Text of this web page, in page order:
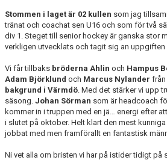
Stommen i laget är 02 kullen som jag
tränat och coachat sen U16 och som för två
div 1. Steget till senior hockey är ganska stor
verkligen utvecklats och tagit sig an uppgiften
Vi får tillbaks bröderna Ahlin och Hampus
Adam Björklund och Marcus Nylander
bakgrund i Värmdö . Med det stärker vi upp
säsong. Johan Sörman som är headcoach
kommer in i truppen med en jä… energi efter
i slutet på oktober. Helt klart den mest
jobbat med men framförallt en fantastisk
Ni vet alla om bristen vi har på istider tidigt på